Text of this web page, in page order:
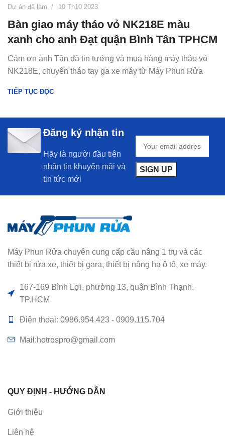
Dự án đã làm 10 Th10 2023
Bàn giao máy tháo vỏ NK218E màu
xanh cho anh Đạt quận Bình Tân TPHCM
Cám ơn anh Tân đã tin tưởng và mua hàng máy tháo vỏ
NK218E, chuyên tháo tay ga xe máy từ Máy Phun Rửa
TIẾP TỤC ĐỌC
Đăng ký nhận tin
Hãy là người đầu tiên
nhận tin khuyến mãi và
tin tức mới
Máy Phun Rửa chuyên cung cấp cầu nâng 1 trụ và các
thiết bị rửa xe, thiết bị gara, thiết bị nâng hạ ô tô, xe máy.
167-169 Bình Lợi, phường 13, quận Bình Thạnh,
TP.HCM
Điện thoại: 0986.954.423 - 0909.115.704
Mail:hotrospro@gmail.com
QUY ĐỊNH - HƯỚNG DẪN
Giới thiệu
Liên hệ